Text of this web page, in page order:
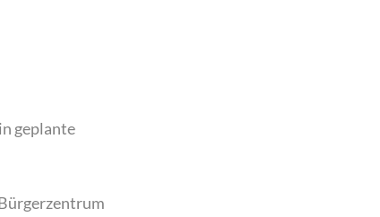
geplante